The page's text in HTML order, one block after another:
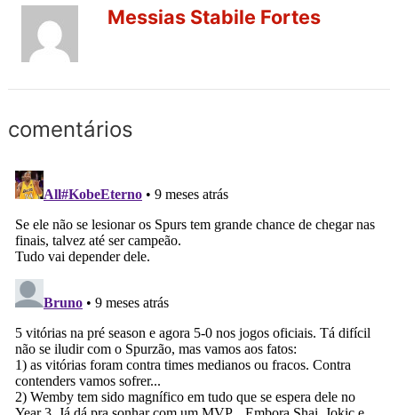
Messias Stabile Fortes
comentários